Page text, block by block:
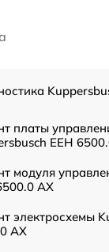
платы
EEH
модуля
AX
электросхемы
AX